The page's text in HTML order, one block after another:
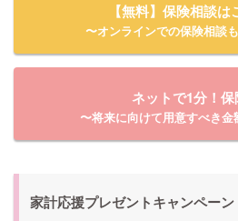
【無料】保険相談は
〜オンラインでの保険相談
ネットで1分！
〜将来に向けて用意すべき
家計応援プレゼントキャンペーン